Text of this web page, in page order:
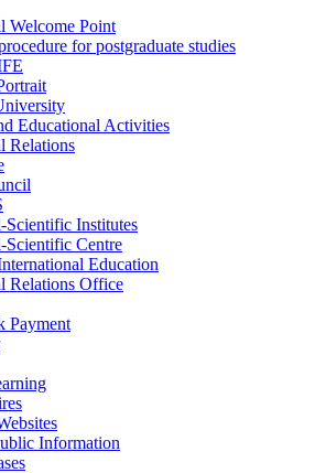
Welcome Point
for postgraduate studies
Educational Activities
Relations
Scientific Institutes
Scientific Centre
Education
Relations Office
Payment
Information